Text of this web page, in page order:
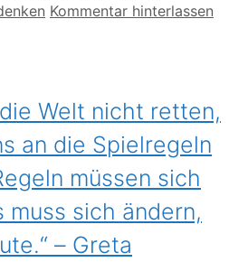
Kommentar hinterlassen
Welt nicht retten,
an die Spielregeln
müssen sich
muss sich ändern,
– Greta